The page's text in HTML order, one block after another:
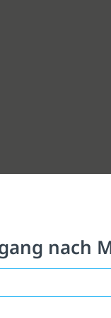
nach